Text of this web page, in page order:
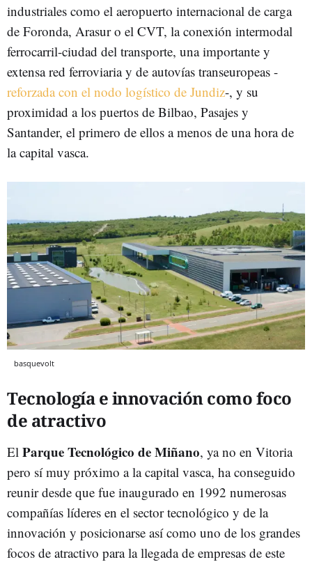
industriales como el aeropuerto internacional de carga
de Foronda, Arasur o el CVT, la conexión intermodal
ferrocarril-ciudad del transporte, una importante y
extensa red ferroviaria y de autovías transeuropeas -
reforzada con el nodo logístico de Jundiz-, y su
proximidad a los puertos de Bilbao, Pasajes y
Santander, el primero de ellos a menos de una hora de
la capital vasca.
basquevolt
Tecnología e innovación como foco
de atractivo
El Parque Tecnológico de Miñano, ya no en Vitoria
pero sí muy próximo a la capital vasca, ha conseguido
reunir desde que fue inaugurado en 1992 numerosas
compañías líderes en el sector tecnológico y de la
innovación y posicionarse así como uno de los grandes
focos de atractivo para la llegada de empresas de este